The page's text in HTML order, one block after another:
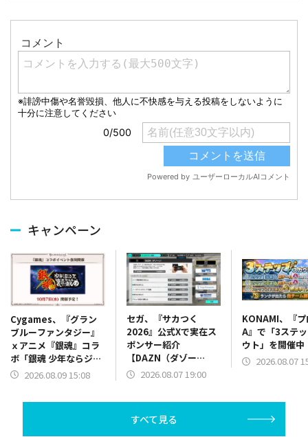
キャンペーン
Cygames、『グラン
ブルーファンタジー』
ｘアニメ『銀魂』コラ
ボ「銀魂 少年ならジャ
ンプの裏表紙までちゃ
2026.08.09 15:08
セガ、『サカつく
2026』公式Xで実在ス
ポンサー紹介
【DAZN（ダゾー
ン）】篇をポスト
2026.08.07 19:00
KONAMI、『
A』で「3ステ
ウト」を開催中
2026.08.07
すべて見る